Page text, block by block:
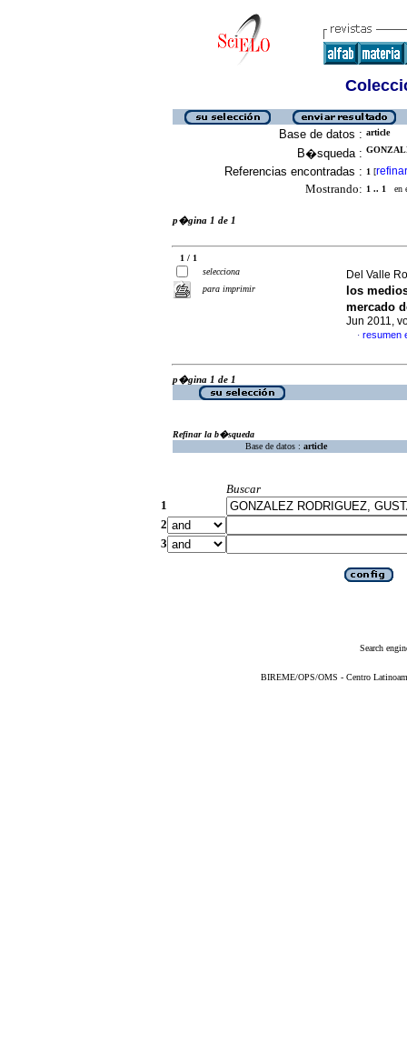
Base de datos : article
B�squeda :
Referencias encontradas : 1 [refinar
Mostrando: 1 .. 1 en
p�gina 1 de 1
1 / 1
selecciona
para imprimir
Del Valle
los
mercado
Jun 2011,
· resumen
p�gina 1 de 1
Refinar la b�squeda
Base de datos : article
Buscar
1
2
3
Search
BIREME/OPS/OMS - Centro